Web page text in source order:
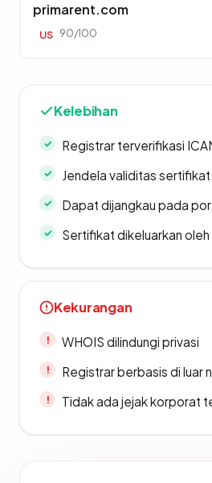
primarent.com
US 90/100
Kelebihan
Registrar terverifikasi
Jendela validitas sertifikat
Dapat dijangkau pada
Sertifikat dikeluarkan
Kekurangan
WHOIS dilindungi privasi
Registrar berbasis di luar
Tidak ada jejak korporat